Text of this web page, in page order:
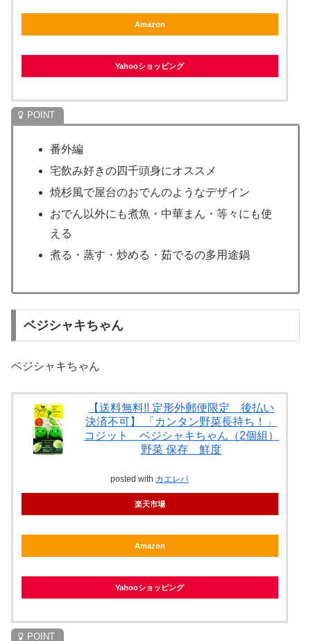
Amazon
Yahooショッピング
番外編
宅飲み好きの四千頭身にオススメ
焼杉風で屋台のおでんのようなデザイン
おでん以外にも煮魚・中華まん・等々にも使
える
煮る・蒸す・炒める・茹でるの多用途鍋
ベジシャキちゃん
ベジシャキちゃん
【送料無料!! 定形外郵便限定 後払い
決済不可】 「カンタン野菜長持ち！」
コジット ベジシャキちゃん（2個組）
野菜 保存 鮮度
posted with カエレバ
楽天市場
Amazon
Yahooショッピング